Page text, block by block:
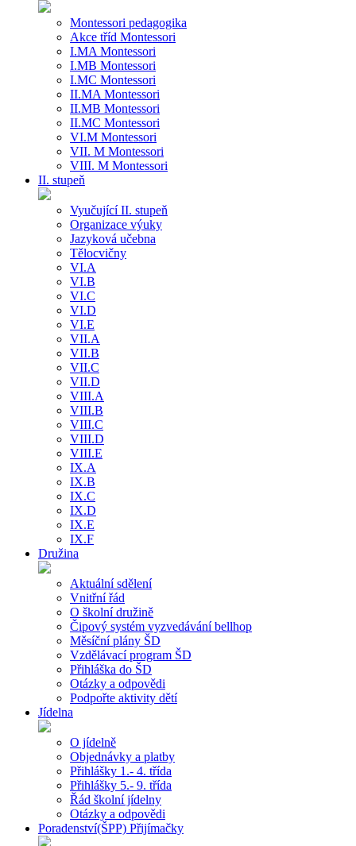
Montessori pedagogika
Akce tříd Montessori
I.MA Montessori
I.MB Montessori
I.MC Montessori
II.MA Montessori
II.MB Montessori
II.MC Montessori
VI.M Montessori
VII. M Montessori
VIII. M Montessori
II. stupeň
Vyučující II. stupeň
Organizace výuky
Jazyková učebna
Tělocvičny
VI.A
VI.B
VI.C
VI.D
VI.E
VII.A
VII.B
VII.C
VII.D
VIII.A
VIII.B
VIII.C
VIII.D
VIII.E
IX.A
IX.B
IX.C
IX.D
IX.E
IX.F
Družina
Aktuální sdělení
Vnitřní řád
O školní družině
Čipový systém vyzvedávání bellhop
Měsíční plány ŠD
Vzdělávací program ŠD
Přihláška do ŠD
Otázky a odpovědi
Podpořte aktivity dětí
Jídelna
O jídelně
Objednávky a platby
Přihlášky 1.- 4. třída
Přihlášky 5.- 9. třída
Řád školní jídelny
Otázky a odpovědi
Poradenství(ŠPP) Přijímačky